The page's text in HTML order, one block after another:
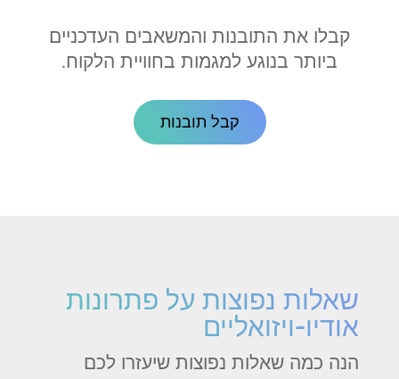
קבלו את התובנות והמשאבים העדכניים
ביותר בנוגע למגמות בחוויית הלקוח.
קבל תובנות
שאלות נפוצות על פתרונות
אודיו-ויזואליים
הנה כמה שאלות נפוצות שיעזרו לכם